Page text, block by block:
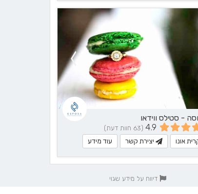
- סטילס ווידאו
4.9 (63 חוות דעת)
אונו יצירת קשר עוד מידע
דיווח על מידע שגוי